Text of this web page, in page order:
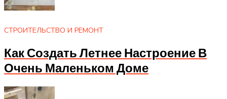
СТРОИТЕЛЬСТВО И РЕМОНТ
Как Создать Летнее Настроение В
Очень Маленьком Доме